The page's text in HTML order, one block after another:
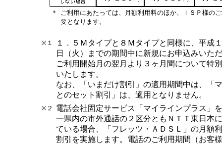
＊
ご利用にあたっては、月額利用料のほか、ＩＳＰ様の
要となります。
※１
１．５Ｍタイプと８Ｍタイプと同様に、平成
日（火）までの期間中に新規にお申込みいた
ご利用開始月の翌月より３ヶ月間について特
いたします。
なお、「いまだけ割引」の適用期間中は、「
とのセット割引」は、適用となりません。
※２
電話会社固定サービス「マイラインプラス」
一県内の市外通話の２区分ともＮＴＴ東日本
ている場合、「フレッツ・ＡＤＳＬ」の月額
割引を実施します。電話のご利用期間（お客